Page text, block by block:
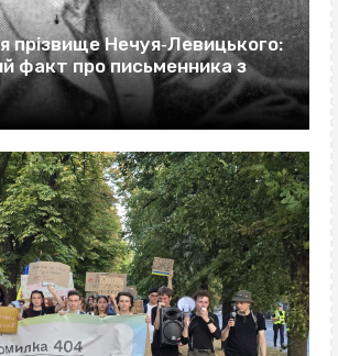
прізвище Нечуя‐Левицького:
факт про письменника з